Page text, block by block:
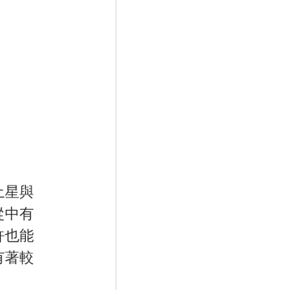
星與
中有
也能
著較